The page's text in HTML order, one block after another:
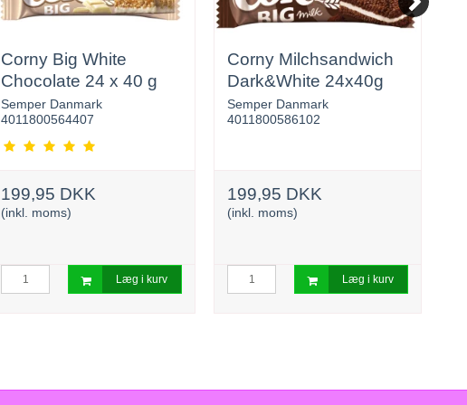
Corny Big White
Chocolate 24 x 40 g
Semper Danmark
4011800564407
199,95 DKK
(inkl. moms)
Læg i kurv
Corny Milchsandwich
Dark&White 24x40g
Semper Danmark
4011800586102
199,95 DKK
(inkl. moms)
Læg i kurv